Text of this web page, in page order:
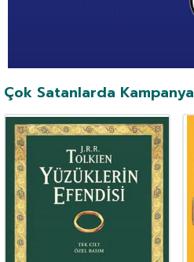
Çok Satanlarda Kampanya